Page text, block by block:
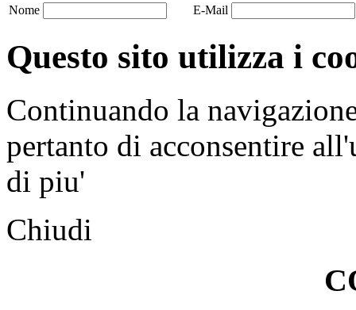
Nome E-Mail
Questo sito utilizza i
Continuando la
pertanto di acconsentire
di piu'
Chiudi